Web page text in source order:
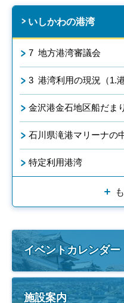
いしかわの港湾
7 地方港湾審議会
3 港湾利用の現況（1.
金沢港金石地区船だま
石川県滝港マリーナの
特定利用港湾
イベントカレンダー
施設案内